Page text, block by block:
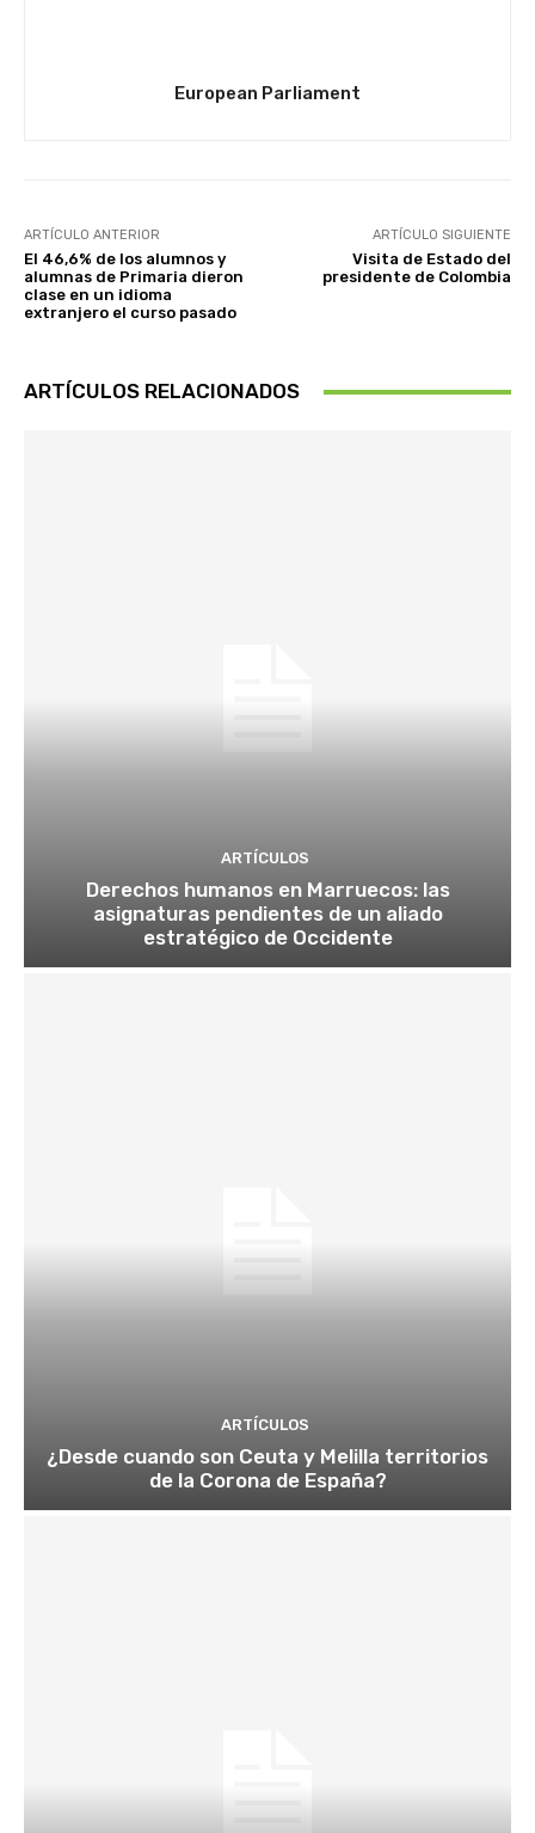
European Parliament
ARTÍCULO ANTERIOR
El 46,6% de los alumnos y
alumnas de Primaria dieron
clase en un idioma
extranjero el curso pasado
ARTÍCULO SIGUIENTE
Visita de Estado del
presidente de Colombia
ARTÍCULOS RELACIONADOS
ARTÍCULOS
Derechos humanos en Marruecos: las
asignaturas pendientes de un aliado
estratégico de Occidente
ARTÍCULOS
¿Desde cuando son Ceuta y Melilla territorios
de la Corona de España?